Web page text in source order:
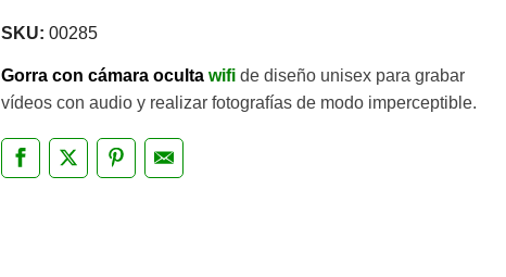
SKU: 00285
Gorra con cámara oculta wifide diseño unisex para grabar
vídeos con audio y realizar fotografías de modo imperceptible.